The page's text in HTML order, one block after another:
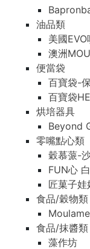
油品類
美國
澳洲
便當袋
百寶袋-
百寶袋
烘培器具
Beyond
零嘴點心類
穀慕蒎-
FUN心
匠菓子
食品/穀物類
食品/抹醬類
藻作坊